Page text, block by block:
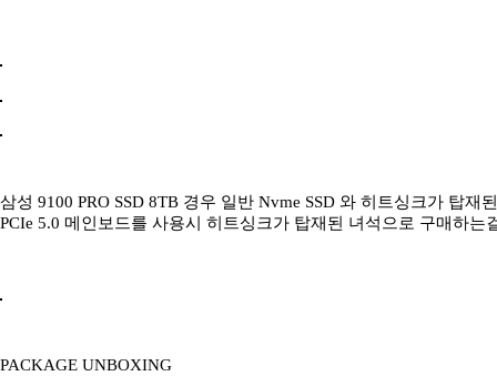
삼성 9100 PRO SSD 8TB 경우 일반 Nvme SSD 와 히트싱크가 탑
PCIe 5.0 메인보드를 사용시 히트싱크가 탑재된 녀석으로 구매하는
PACKAGE UNBOXING